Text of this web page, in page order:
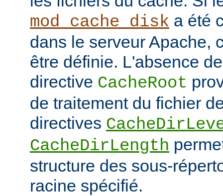
mod_cache_disk a été
dans le serveur Apache,
être définie. L'absence
directive CacheRoot
de traitement du fichier
directives
CacheDirLength
structure des sous-
racine spécifié.